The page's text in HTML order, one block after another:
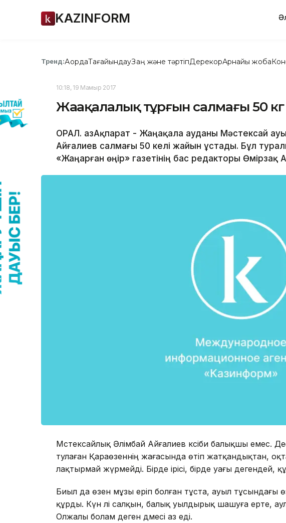
KAZINFORM
Тренд:АқордаТағайындауЗаң және тәртіпДерекқорАрнайы жоба
10:18, 19 Мамыр 2017
Жаңақалалық тұрғын салмағы 50
ОРАЛ. ҚазАқпарат - Жаңақала ауданы Мәстексай
Айғалиев салмағы 50 келі жайын ұстады. Бұл
«Жаңарған өңір» газетінің бас редакторы Өмірзақ
Мәстексайлық Әлімбай Айғалиев кәсіби балықшы емес.
тулаған Қараөзеннің жағасында өтіп жатқандықтан,
лақтырмай жүрмейді. Бірде ірісі, бірде уағы дегендей,
Биыл да өзен мұзы еріп болған тұста, ауыл тұсындағы
құрды. Күн әлі салқын, балық уылдырық шашуға ерте,
Олжалы болам деген дәмесі аз еді.